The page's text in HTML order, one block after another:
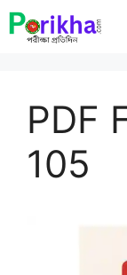
Skip
to
PDF
105